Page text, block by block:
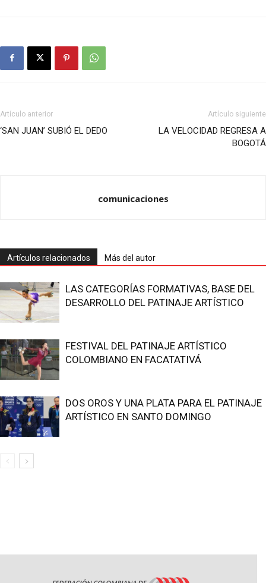
Artículo anterior
‘SAN JUAN’ SUBIÓ EL DEDO
Artículo siguiente
LA VELOCIDAD REGRESA A
BOGOTÁ
comunicaciones
Artículos relacionados Más del autor
LAS CATEGORÍAS FORMATIVAS, BASE DEL
DESARROLLO DEL PATINAJE ARTÍSTICO
FESTIVAL DEL PATINAJE ARTÍSTICO
COLOMBIANO EN FACATATIVÁ
DOS OROS Y UNA PLATA PARA EL PATINAJE
ARTÍSTICO EN SANTO DOMINGO